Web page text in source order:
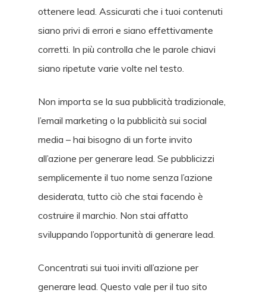
ottenere lead. Assicurati che i tuoi contenuti
siano privi di errori e siano effettivamente
corretti. In più controlla che le parole chiavi
siano ripetute varie volte nel testo.
Non importa se la sua pubblicità tradizionale,
l’email marketing o la pubblicità sui social
media – hai bisogno di un forte invito
all’azione per generare lead. Se pubblicizzi
semplicemente il tuo nome senza l’azione
desiderata, tutto ciò che stai facendo è
costruire il marchio. Non stai affatto
sviluppando l’opportunità di generare lead.
Concentrati sui tuoi inviti all’azione per
generare lead. Questo vale per il tuo sito